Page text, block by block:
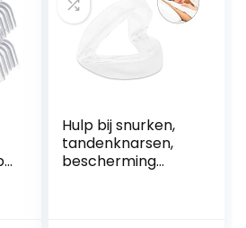
Hulp bij snurken,
tandenknarsen,
bescherming